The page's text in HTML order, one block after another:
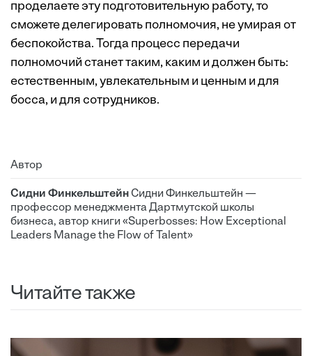
проделаете эту подготовительную работу, то
сможете делегировать полномочия, не умирая от
беспокойства. Тогда процесс передачи
полномочий станет таким, каким и должен быть:
естественным, увлекательным и ценным и для
босса, и для сотрудников.
Автор
Сидни ФинкельштейнСидни Финкельштейн —
профессор менеджмента Дартмутской школы
бизнеса, автор книги «Superbosses: How Exceptional
Leaders Manage the Flow of Talent»
Читайте также